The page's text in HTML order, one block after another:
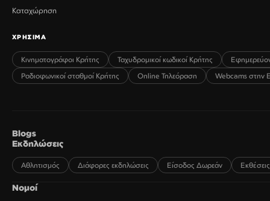
Καταχώρηση
ΧΡΗΣΙΜΑ
Κινηματογράφοι Κρήτης Ταχυδρομικοί κωδικοί Κρήτης
Ραδιοφωνικοί σταθμοί Κρήτης
Online Τηλεόραση Webcams στην
Blogs
Εκδηλώσεις
Αθλητισμός Διάφορες εκδηλώσεις Είσοδος Δωρεάν Εκθέσεις
Νομοί